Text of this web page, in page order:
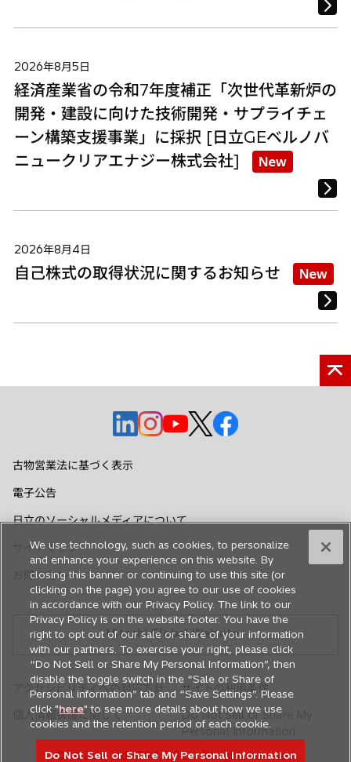
2026年8月5日
経済産業省の令和7年度補正「次世代革新炉の
開発・建設に向けた技術開発・サプライチェ
ーン構築支援事業」に採択 [日立GEベルノバ
ニュークリアエナジー株式会社]
New
2026年8月4日
自己株式の取得状況に関するお知らせ New
新
し
で
く
新
で
く
新
し
く
新
し
く
新
く
古物営業法に基づく表示
電子公告
日立のソーシャルメディアについて
サイトマップ
お問い合わせ
Hitachi Global Website
© Hitachi, Ltd. 1994,2026. All rights reserved.
アクセシビリティへの対応方針
サイトの利用条件
個人情報保護に関して
Do Not Sell or Share My
Personal Information
We use technology, such as cookies, to personalize
and enhance your experience on this website. By
closing this banner or continuing to use this site (or
clicking on the page) you agree to our use of cookies
in accordance with our Privacy Policy. The link to our
Privacy Policy is on the website footer. You have the
right to opt out of our sale or share of your information
with our partners. To exercise your right, please click
“Do Not Sell or Share My Personal Information”, then
disable the toggle switch in the “Sale or Share of
Personal information” tab and “Save Settings”. Please
click "here" to see more details about how we use
cookies and the retention period of each cookie.
Do Not Sell or Share My Personal Information